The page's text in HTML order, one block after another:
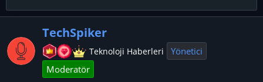
n
u
ş
l
a
TechSpiker
Teknoloji Haberleri
Yönetici
Moderatör